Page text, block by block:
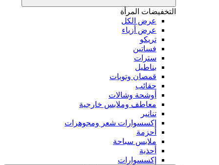
التخفيضات المرأة
عرض الكل
عرض أزياء
تريكو
فساتين
سترات
بناطيل
قمصان وتوبات
حقائب
أوشحة وشالات
معاطف وملابس خارجية
تنانير
إكسسوارات شعر ومجوهرات
أحزمة
ملابس سباحة
أحذية
إكسسوارات